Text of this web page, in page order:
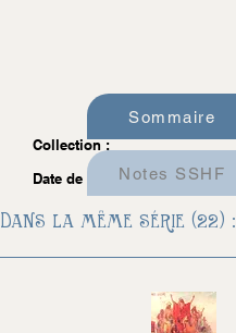
Collection :
Date de parution :
Sommaire
Notes SSHF
Dans la même série (22) :